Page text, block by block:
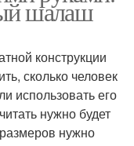
шалаш
конструкции
сколько человек
использовать его
нужно будет
нужно